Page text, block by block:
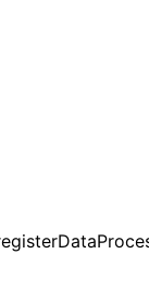
bundle is